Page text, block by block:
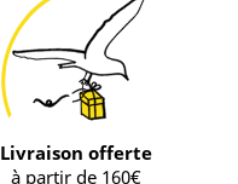
Livraison offerte
à partir de 160€